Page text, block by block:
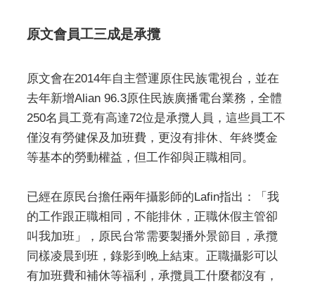
原文會員工三成是承攬
原文會在2014年自主營運原住民族電視台，並在
去年新增Alian 96.3原住民族廣播電台業務，全體
250名員工竟有高達72位是承攬人員，這些員工不
僅沒有勞健保及加班費，更沒有排休、年終獎金
等基本的勞動權益，但工作卻與正職相同。
已經在原民台擔任兩年攝影師的Lafin指出：「我
的工作跟正職相同，不能排休，正職休假主管卻
叫我加班」，原民台常需要製播外景節目，承攬
同樣凌晨到班，錄影到晚上結束。正職攝影可以
有加班費和補休等福利，承攬員工什麼都沒有，